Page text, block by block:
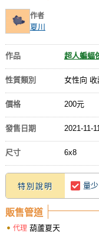
作者
夏川
作品 超人蝙蝠
性質類別 女性向
價格 200元
發售日期 2021-11-
尺寸 6x8
特別說明 量少
販售管道
代理葫蘆夏天